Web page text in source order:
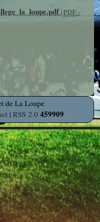
Découverte
des
Métiers
Découverte
Professionnelle
Education
Musicale
(PDF-
de La Loupe
| RSS 2.0 459909